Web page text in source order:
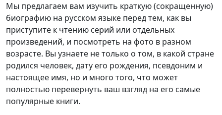
Мы предлагаем вам изучить краткую (сокращенную)
биографию на русском языке перед тем, как вы
приступите к чтению серий или отдельных
произведений, и посмотреть на фото в разном
возрасте. Вы узнаете не только о том, в какой стране
родился человек, дату его рождения, псевдоним и
настоящее имя, но и много того, что может
полностью перевернуть ваш взгляд на его самые
популярные книги.